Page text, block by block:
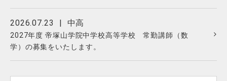
2026.07.23 中高
2027年度 帝塚山学院中学校高等学校 常勤講師（数
学）の募集をいたします。